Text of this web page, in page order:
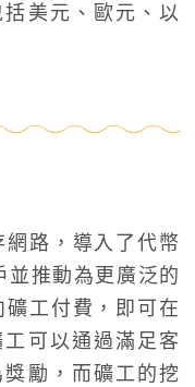
美元、歐元、以
路，導入了代幣
並推動為更廣泛的
工付費，即可在
可以通過滿足客
勵，而礦工的挖